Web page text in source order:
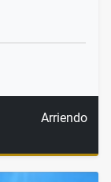
Arriendo